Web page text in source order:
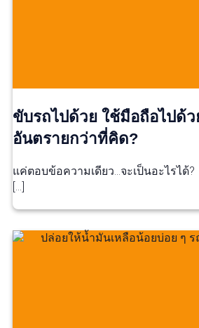
ขับรถไปด้วย ใช้มือถือไปด้ว
อันตรายกว่าที่คิด?
แค่ตอบข้อความเดียว…จะเป็นอะไรไ
[…]